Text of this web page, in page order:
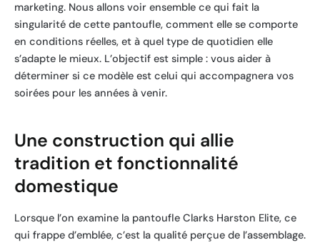
marketing. Nous allons voir ensemble ce qui fait la
singularité de cette pantoufle, comment elle se comporte
en conditions réelles, et à quel type de quotidien elle
s’adapte le mieux. L’objectif est simple : vous aider à
déterminer si ce modèle est celui qui accompagnera vos
soirées pour les années à venir.
Une construction qui allie
tradition et fonctionnalité
domestique
Lorsque l’on examine la pantoufle Clarks Harston Elite, ce
qui frappe d’emblée, c’est la qualité perçue de l’assemblage.